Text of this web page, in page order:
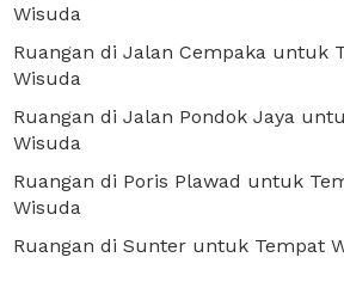
Wisuda
Ruangan di Jalan Cempaka untuk
Wisuda
Ruangan di Jalan Pondok Jaya
Wisuda
Ruangan di Poris Plawad untuk
Wisuda
Ruangan di Sunter untuk Tempat